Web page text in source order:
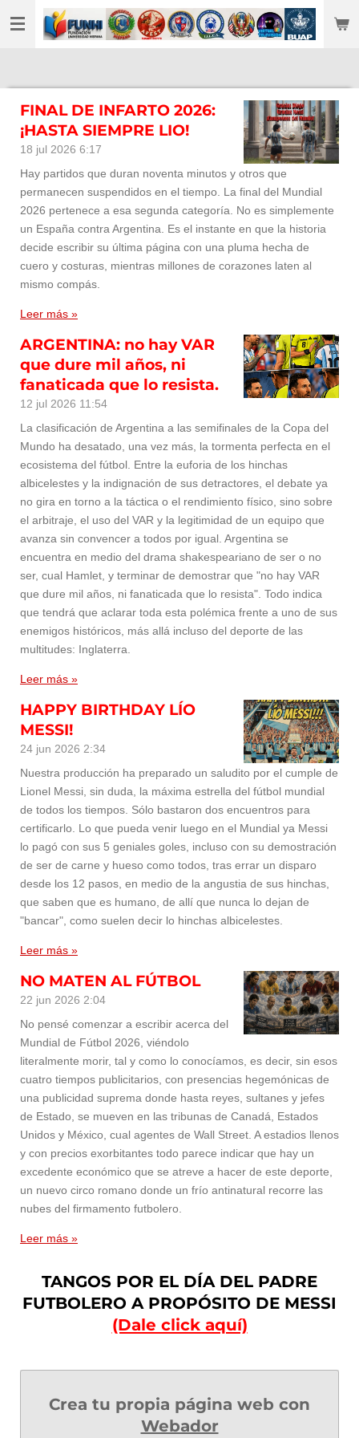
Ir
al
FINAL DE INFARTO 2026:
¡HASTA SIEMPRE LIO!
18 jul 2026 6:17
Hay partidos que duran noventa minutos y otros que
permanecen suspendidos en el tiempo. La final del Mundial
2026 pertenece a esa segunda categoría. No es simplemente
un España contra Argentina. Es el instante en que la historia
decide escribir su última página con una pluma hecha de
cuero y costuras, mientras millones de corazones laten al
mismo compás.
Leer más »
ARGENTINA: no hay VAR
que dure mil años, ni
fanaticada que lo resista.
12 jul 2026 11:54
La clasificación de Argentina a las semifinales de la Copa del
Mundo ha desatado, una vez más, la tormenta perfecta en el
ecosistema del fútbol. Entre la euforia de los hinchas
albicelestes y la indignación de sus detractores, el debate ya
no gira en torno a la táctica o el rendimiento físico, sino sobre
el arbitraje, el uso del VAR y la legitimidad de un equipo que
avanza sin convencer a todos por igual. Argentina se
encuentra en medio del drama shakespeariano de ser o no
ser, cual Hamlet, y terminar de demostrar que "no hay VAR
que dure mil años, ni fanaticada que lo resista". Todo indica
que tendrá que aclarar toda esta polémica frente a uno de sus
enemigos históricos, más allá incluso del deporte de las
multitudes: Inglaterra.
Leer más »
HAPPY BIRTHDAY LÍO
MESSI!
24 jun 2026 2:34
Nuestra producción ha preparado un saludito por el cumple de
Lionel Messi, sin duda, la máxima estrella del fútbol mundial
de todos los tiempos. Sólo bastaron dos encuentros para
certificarlo. Lo que pueda venir luego en el Mundial ya Messi
lo pagó con sus 5 geniales goles, incluso con su demostración
de ser de carne y hueso como todos, tras errar un disparo
desde los 12 pasos, en medio de la angustia de sus hinchas,
que saben que es humano, de allí que nunca lo dejan de
"bancar", como suelen decir lo hinchas albicelestes.
Leer más »
NO MATEN AL FÚTBOL
22 jun 2026 2:04
No pensé comenzar a escribir acerca del
Mundial de Fútbol 2026, viéndolo
literalmente morir, tal y como lo conocíamos, es decir, sin esos
cuatro tiempos publicitarios, con presencias hegemónicas de
una publicidad suprema donde hasta reyes, sultanes y jefes
de Estado, se mueven en las tribunas de Canadá, Estados
Unidos y México, cual agentes de Wall Street. A estadios llenos
y con precios exorbitantes todo parece indicar que hay un
excedente económico que se atreve a hacer de este deporte,
un nuevo circo romano donde un frío antinatural recorre las
nubes del firmamento futbolero.
Leer más »
TANGOS POR EL DÍA DEL PADRE
FUTBOLERO A PROPÓSITO DE MESSI
(Dale click aquí)
Crea tu propia página web con
Webador